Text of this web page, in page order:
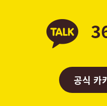
공식 카